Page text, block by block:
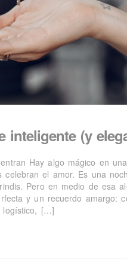
inteligente (y
Hay algo mágico en
el amor. Es una
Pero en medio de esa
y un recuerdo amargo:
logístico, […]